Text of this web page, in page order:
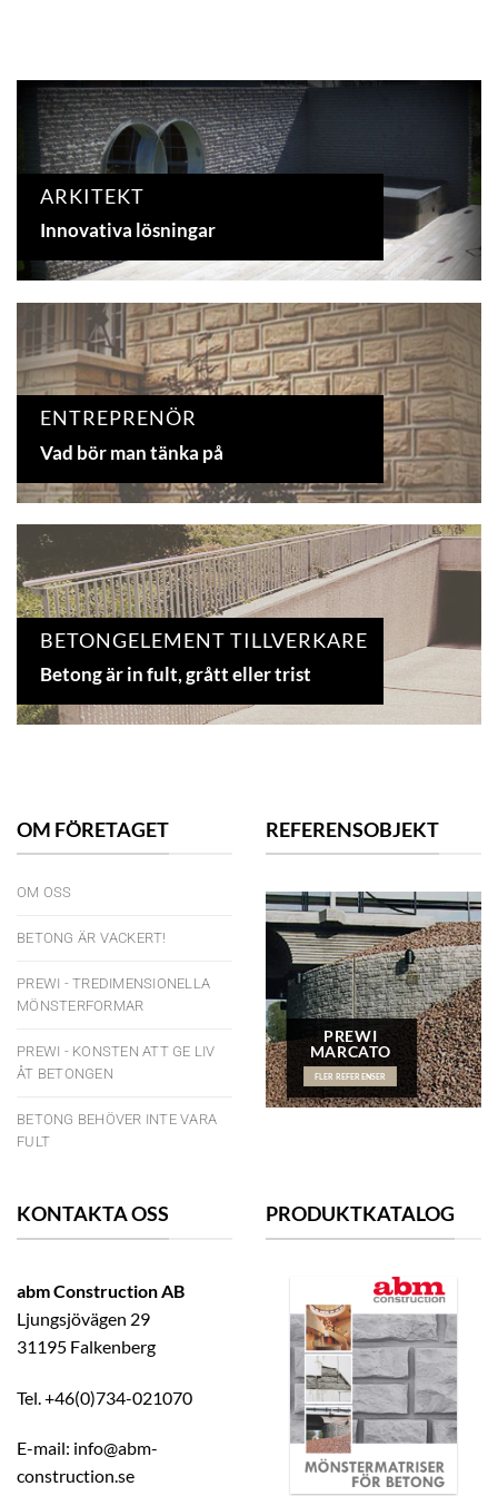
ARKITEKT
Innovativa lösningar
ENTREPRENÖR
Vad bör man tänka på
BETONGELEMENT TILLVERKARE
Betong är in fult, grått eller trist
OM FÖRETAGET
OM OSS
BETONG ÄR VACKERT!
PREWI - TREDIMENSIONELLA
MÖNSTERFORMAR
PREWI - KONSTEN ATT GE LIV
ÅT BETONGEN
BETONG BEHÖVER INTE VARA
FULT
REFERENSOBJEKT
PREWI
MARCATO
FLER REFERENSER
KONTAKTA OSS
abm Construction AB
Ljungsjövägen 29
31195 Falkenberg
Tel. +46(0)734-021070
E-mail: info@abm-
construction.se
PRODUKTKATALOG